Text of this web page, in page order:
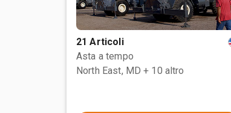
21 Articoli
Asta a tempo
North East, MD + 10 altro